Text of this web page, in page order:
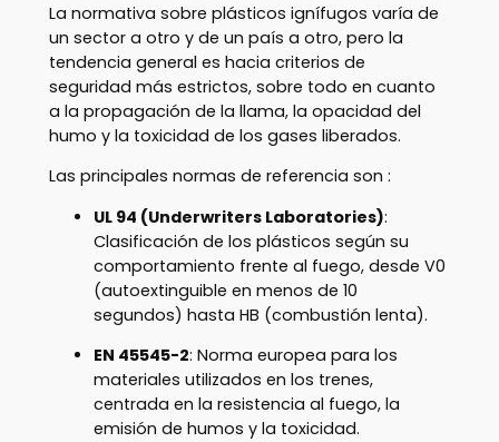
La normativa sobre plásticos ignífugos varía de
un sector a otro y de un país a otro, pero la
tendencia general es hacia criterios de
seguridad más estrictos, sobre todo en cuanto
a la propagación de la llama, la opacidad del
humo y la toxicidad de los gases liberados.
Las principales normas de referencia son :
UL 94 (Underwriters Laboratories):
Clasificación de los plásticos según su
comportamiento frente al fuego, desde V0
(autoextinguible en menos de 10
segundos) hasta HB (combustión lenta).
EN 45545-2: Norma europea para los
materiales utilizados en los trenes,
centrada en la resistencia al fuego, la
emisión de humos y la toxicidad.